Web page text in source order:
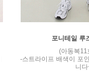
포니테일 루
(아동복11
-스트라이프 배색이 포
니